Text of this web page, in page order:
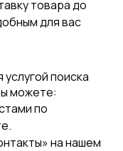
товара до
для вас
поиска
можете:
по
на нашем